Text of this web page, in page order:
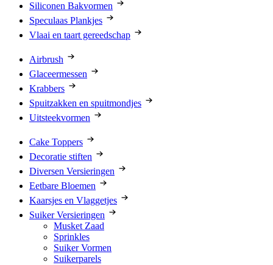
Siliconen Bakvormen
Speculaas Plankjes
Vlaai en taart gereedschap
Airbrush
Glaceermessen
Krabbers
Spuitzakken en spuitmondjes
Uitsteekvormen
Cake Toppers
Decoratie stiften
Diversen Versieringen
Eetbare Bloemen
Kaarsjes en Vlaggetjes
Suiker Versieringen
Musket Zaad
Sprinkles
Suiker Vormen
Suikerparels